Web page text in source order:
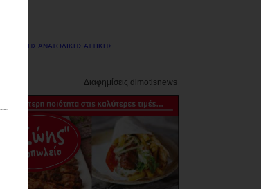
ΔΗΜΟΤΗΣ ΑΝΑΤΟΛΙΚΗΣ ΑΤΤΙΚΗΣ